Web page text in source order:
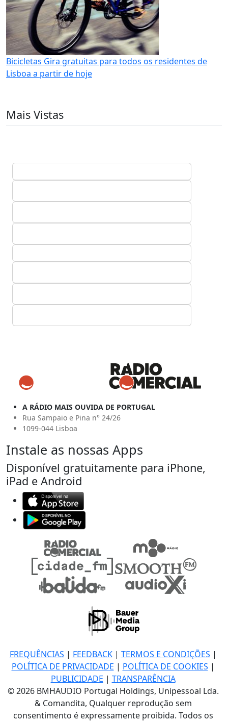
Bicicletas Gira gratuitas para todos os residentes de
Lisboa a partir de hoje
Mais Vistas
A RÁDIO MAIS OUVIDA DE PORTUGAL
Rua Sampaio e Pina n° 24/26
1099-044 Lisboa
Instale as nossas Apps
Disponível gratuitamente para iPhone,
iPad e Android
FREQUÊNCIAS | FEEDBACK| TERMOS E CONDIÇÕES |
POLÍTICA DE PRIVACIDADE | POLÍTICA DE COOKIES |
PUBLICIDADE | TRANSPARÊNCIA
© 2026 BMHAUDIO Portugal Holdings, Unipessoal Lda.
& Comandita, Qualquer reprodução sem
consentimento é expressamente proibida. Todos os